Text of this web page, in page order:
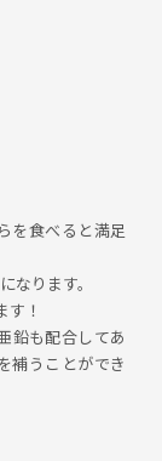
を食べると満足
なります。
す！
鉛も配合してあ
補うことができ